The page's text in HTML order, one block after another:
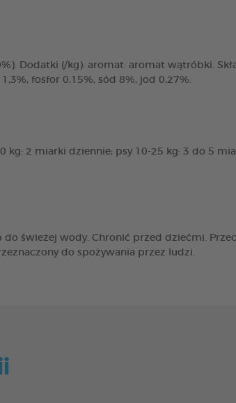
Dodatki (/kg): aromat: aromat wątróbki.
fosfor 0,15%, sód 8%, jod 0,27%.
kg: 2 miarki dziennie; psy 10-25 kg: 3 do 5
świeżej wody. Chronić przed dziećmi.
do spożywania przez ludzi.